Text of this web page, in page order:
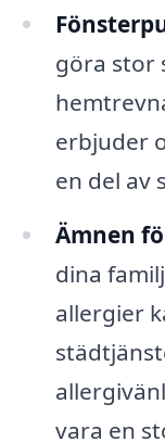
göra stor
erbjuder
en del av
Ämnen
dina
allergier
vara en